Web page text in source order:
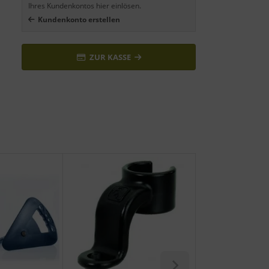
Ihres Kundenkontos hier einlösen.
Kundenkonto erstellen
ZUR KASSE